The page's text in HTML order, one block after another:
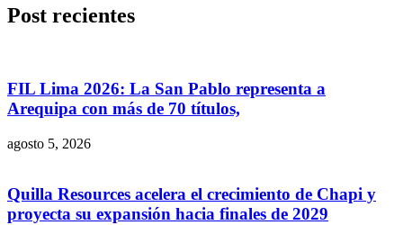
Post recientes
FIL Lima 2026: La San Pablo representa a
Arequipa con más de 70 títulos,
agosto 5, 2026
Quilla Resources acelera el crecimiento de Chapi y
proyecta su expansión hacia finales de 2029